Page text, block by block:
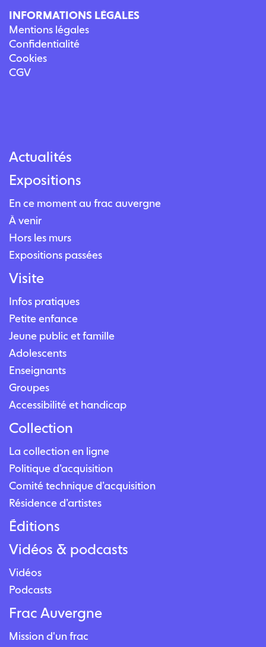
INFORMATIONS LÉGALES
Mentions légales
Confidentialité
Cookies
CGV
Actualités
Expositions
En ce moment au frac auvergne
À venir
Hors les murs
Expositions passées
Visite
Infos pratiques
Petite enfance
Jeune public et famille
Adolescents
Enseignants
Groupes
Accessibilité et handicap
Collection
La collection en ligne
Politique d’acquisition
Comité technique d’acquisition
Résidence d’artistes
Éditions
Vidéos & podcasts
Vidéos
Podcasts
Frac Auvergne
Mission d'un frac